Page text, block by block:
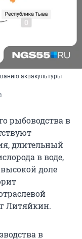
аквакультуры
рыбоводства в
длительный
в воде,
доле
Литяйкин.
в